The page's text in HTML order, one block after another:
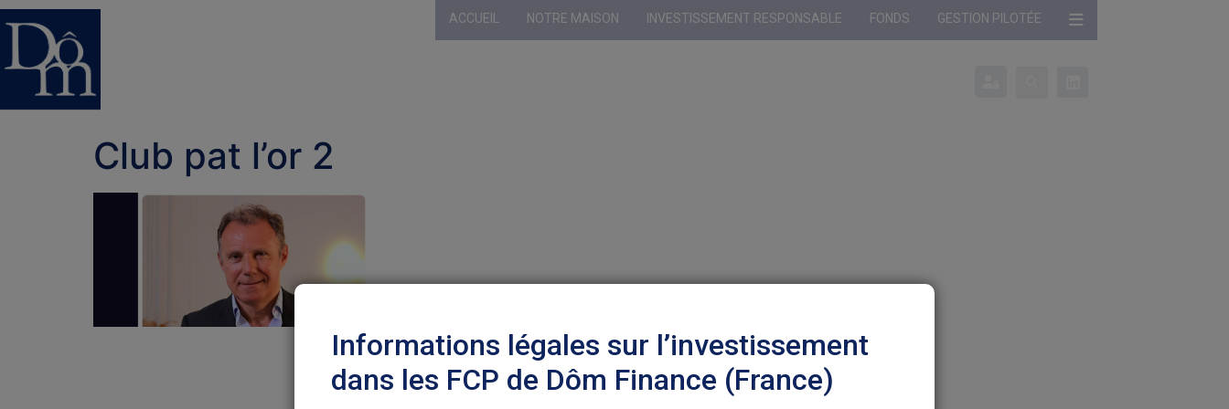
ACCUEIL NOTRE MAISON INVESTISSEMENT RESPONSABLE FONDS GESTION PILOTÉE
Club pat l’or 2
Informations légales sur l’investissement
dans les FCP de Dôm Finance (France)